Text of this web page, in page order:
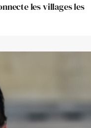
les villages les